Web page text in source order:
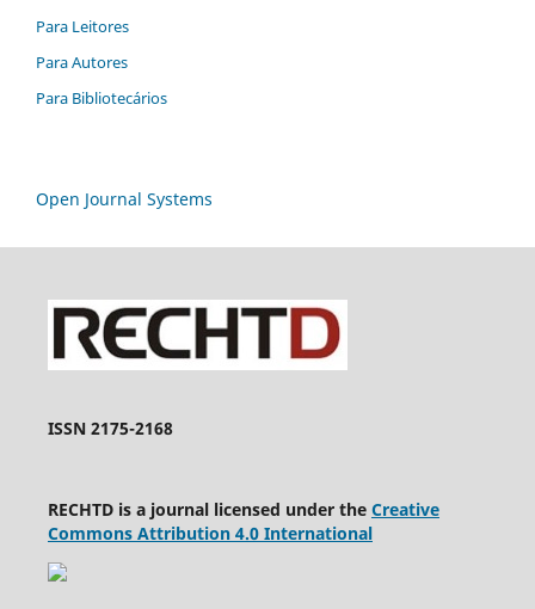
Para Leitores
Para Autores
Para Bibliotecários
Open Journal Systems
ISSN 2175-2168
RECHTD is a journal licensed under the Creative
Commons Attribution 4.0 International